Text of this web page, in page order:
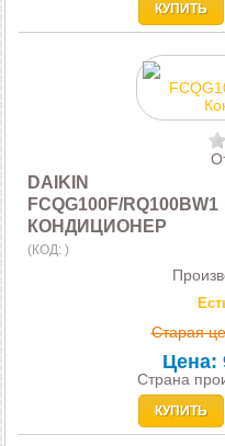
КУПИТЬ
DAIKIN
FCQG100F/RQ100BW1
КОНДИЦИОНЕР
(КОД: )
Старая
Цена:
Страна
КУПИТЬ